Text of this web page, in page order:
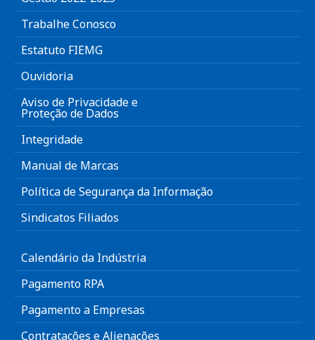
Trabalhe Conosco
Estatuto FIEMG
Ouvidoria
Aviso de Privacidade e
Proteção de Dados
Integridade
Manual de Marcas
Política de Segurança da Informação
Sindicatos Filiados
Calendário da Indústria
Pagamento RPA
Pagamento a Empresas
Contratações e Alienações